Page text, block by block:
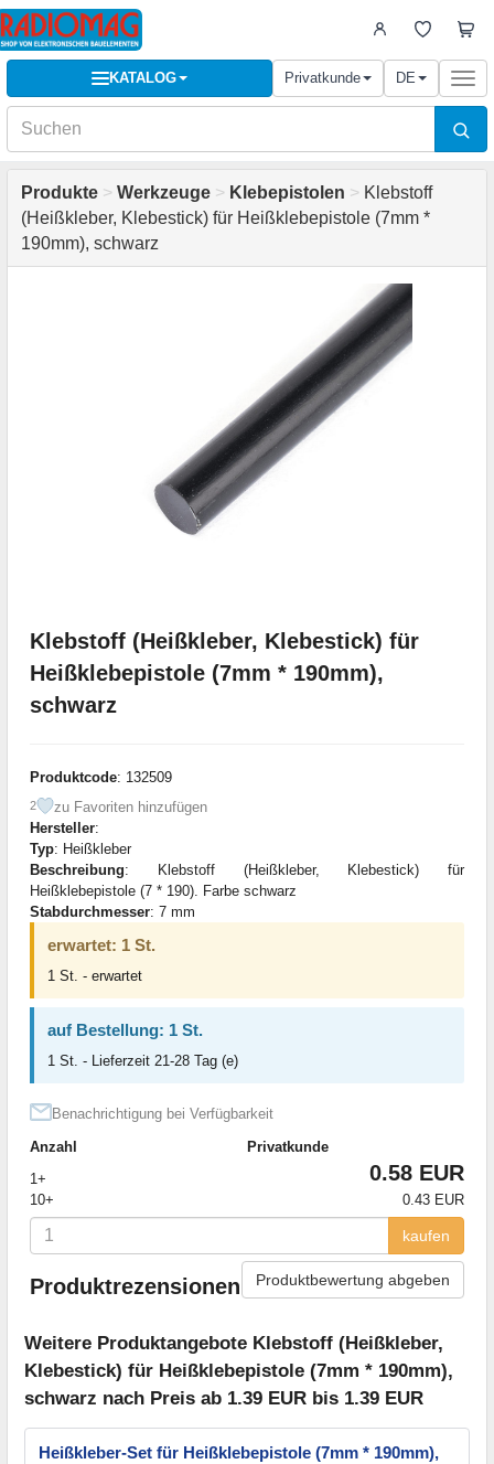
KATALOG Privatkunde DE
Produkte > Werkzeuge > Klebepistolen > Klebstoff
(Heißkleber, Klebestick) für Heißklebepistole (7mm *
190mm), schwarz
Klebstoff (Heißkleber, Klebestick) für
Heißklebepistole (7mm * 190mm),
schwarz
Produktcode: 132509
2
zu Favoriten hinzufügen
Hersteller:
Typ: Heißkleber
Beschreibung: Klebstoff (Heißkleber, Klebestick) für
Heißklebepistole (7 * 190). Farbe schwarz
Stabdurchmesser: 7 mm
erwartet: 1 St.
1 St. - erwartet
auf Bestellung: 1 St.
1 St. - Lieferzeit 21-28 Tag (e)
Benachrichtigung bei Verfügbarkeit
Anzahl
Privatkunde
1+
0.58 EUR
10+ 0.43 EUR
kaufen
Produktrezensionen Produktbewertung abgeben
Weitere Produktangebote Klebstoff (Heißkleber,
Klebestick) für Heißklebepistole (7mm * 190mm),
schwarz nach Preis ab 1.39 EUR bis 1.39 EUR
Heißkleber-Set für Heißklebepistole (7mm * 190mm),